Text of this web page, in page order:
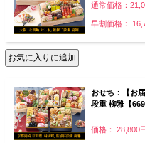
通常価格：
早割価格：
おせち：【お
段重 柳雅【
価格： 28,800